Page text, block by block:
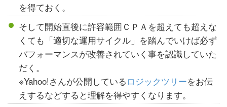
を得ておく。
そして開始直後に許容範囲ＣＰＡを超えても超えな
くても「適切な運用サイクル」を踏んでいけば必ず
パフォーマンスが改善されていく事を認識していた
だく。
※Yahoo!さんが公開している ロジックツリーをお伝
えするなどすると理解を得やすくなります。